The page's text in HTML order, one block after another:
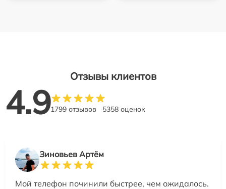
Отзывы клиентов
4.91799 отзывов 5358 оценок
Зиновьев Артём
Мой телефон починили быстрее, чем ожидалось.